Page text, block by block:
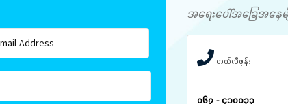
အရေးပေါ်အခြေအနေ
တယ်လီဖုန်း
၀၆၇ - ၄၁၀၀၃၃